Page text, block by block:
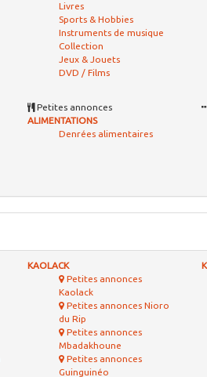
Livres
Sports & Hobbies
Instruments de musique
Collection
Jeux & Jouets
DVD / Films
Petites annonces
ALIMENTATIONS
Denrées alimentaires
KAOLACK
Petites annonces
Kaolack
Petites annonces Nioro
du Rip
Petites annonces
Mbadakhoune
Petites annonces
Guinguinéo